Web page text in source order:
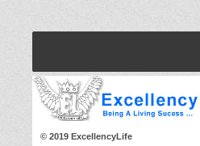
© 2019 ExcellencyLife